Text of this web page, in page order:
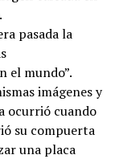
pasada la
el mundo”.
imágenes y
ocurrió cuando
su compuerta
una placa